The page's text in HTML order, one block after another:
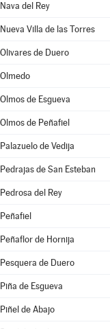
Nava del Rey
Nueva Villa de las Torres
Olivares de Duero
Olmedo
Olmos de Esgueva
Olmos de Peñafiel
Palazuelo de Vedija
Pedrajas de San Esteban
Pedrosa del Rey
Peñafiel
Peñaflor de Hornija
Pesquera de Duero
Piña de Esgueva
Piñel de Abajo